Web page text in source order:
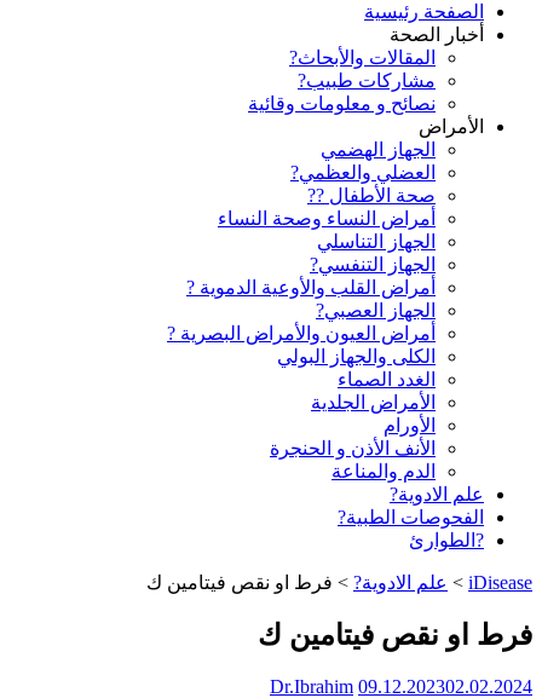
الصفحة رئيسية
أخبار الصحة
المقالات والأبحاث?
مشاركات طبيب?
نصائح و معلومات وقائية
الأمراض
الجهاز الهضمي
العضلي والعظمي?
صحة الأطفال ??
أمراض النساء وصحة النساء
الجهاز التناسلي
الجهاز التنفسي?
أمراض القلب والأوعية الدموية ?
الجهاز العصبي?
أمراض العيون والأمراض البصرية ?️
الكلى والجهاز البولي
الغدد الصماء
الأمراض الجلدية
الأورام
الأنف الأذن و الحنجرة
الدم والمناعة
علم الادوية?
الفحوصات الطبية?
?الطوارئ
iDisease
> علم الادوية? > فرط او نقص فيتامين ك
فرط او نقص فيتامين ك
09.12.202302.02.2024
Dr.Ibrahim